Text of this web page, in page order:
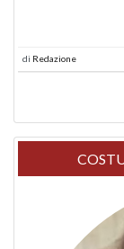
di Redazione